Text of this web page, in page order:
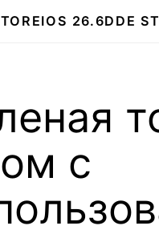
IOS 26.6DDE
с